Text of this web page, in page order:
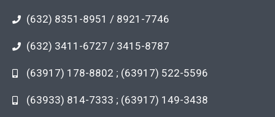
(632) 8351-8951 / 8921-7746
(632) 3411-6727 / 3415-8787
(63917) 178-8802 ; (63917) 522-5596
(63933) 814-7333 ; (63917) 149-3438